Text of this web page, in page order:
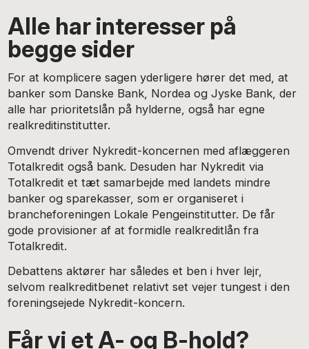
Alle har interesser på
begge sider
For at komplicere sagen yderligere hører det med, at
banker som Danske Bank, Nordea og Jyske Bank, der
alle har prioritetslån på hylderne, også har egne
realkreditinstitutter.
Omvendt driver Nykredit-koncernen med aflæggeren
Totalkredit også bank. Desuden har Nykredit via
Totalkredit et tæt samarbejde med landets mindre
banker og sparekasser, som er organiseret i
brancheforeningen Lokale Pengeinstitutter. De får
gode provisioner af at formidle realkreditlån fra
Totalkredit.
Debattens aktører har således et ben i hver lejr,
selvom realkreditbenet relativt set vejer tungest i den
foreningsejede Nykredit-koncern.
Får vi et A- og B-hold?